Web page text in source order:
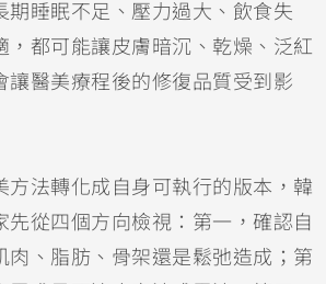
期睡眠不足、壓力過大、飲食失
，都可能讓皮膚暗沉、乾燥、泛紅
讓醫美療程後的修復品質受到影
方法轉化成自身可執行的版本，韓
先從四個方向檢視：第一，確認自
肉、脂肪、骨架還是鬆弛造成；第